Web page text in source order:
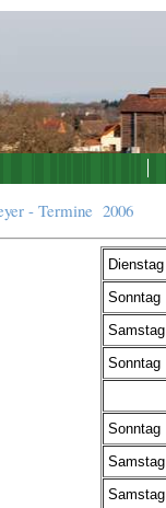
- Termine 2006
Dienstag
Sonntag
Samstag
Sonntag
Sonntag
Samstag
Samstag